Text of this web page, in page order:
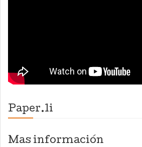
Paper.li
Mas información